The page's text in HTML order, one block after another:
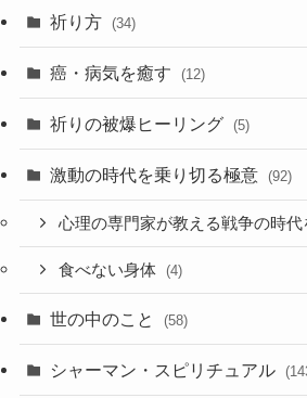
祈り方 (34)
癌・病気を癒す (12)
祈りの被爆ヒーリング (5)
激動の時代を乗り切る極意 (92)
心理の専門家が教える戦争の時
食べない身体 (4)
世の中のこと (58)
シャーマン・スピリチュアル